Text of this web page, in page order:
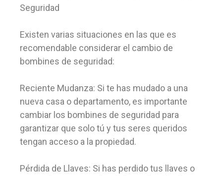
Seguridad
Existen varias situaciones en las que es
recomendable considerar el cambio de
bombines de seguridad:
Reciente Mudanza: Si te has mudado a una
nueva casa o departamento, es importante
cambiar los bombines de seguridad para
garantizar que solo tú y tus seres queridos
tengan acceso a la propiedad.
Pérdida de Llaves: Si has perdido tus llaves o